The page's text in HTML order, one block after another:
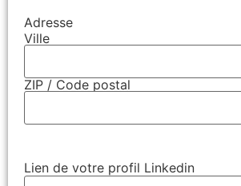
Adresse
Ville
ZIP / Code postal
Lien de votre profil Linkedin